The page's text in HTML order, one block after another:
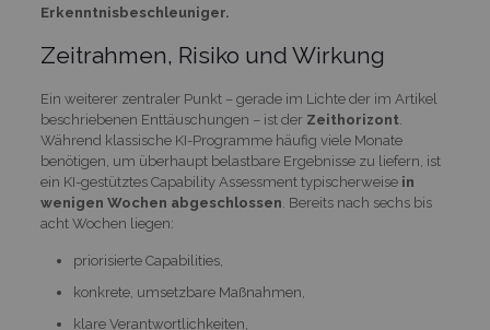
Erkenntnisbeschleuniger.
Zeitrahmen, Risiko und Wirkung
Ein weiterer zentraler Punkt – gerade im Lichte der im Artikel
beschriebenen Enttäuschungen – ist der Zeithorizont
Während klassische KI-Programme häufig viele Monate
benötigen, um überhaupt belastbare Ergebnisse zu liefern, ist
ein KI-gestütztes Capability Assessment typischerweise in
wenigen Wochen abgeschlossen . Bereits nach sechs bis
acht Wochen liegen:
priorisierte Capabilities,
konkrete, umsetzbare Maßnahmen,
klare Verantwortlichkeiten,